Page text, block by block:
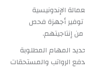
الإندونيسية
توفير أجهزة فحص
من إنتاجيتهم.
المهام المطلوبة
الرواتب والمستحقات